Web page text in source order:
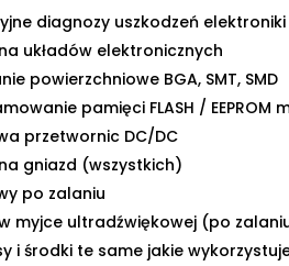
diagnozy uszkodzeń elektroniki
układów elektronicznych
powierzchniowe BGA, SMT, SMD
pamięci FLASH /
przetwornic DC/DC
gniazd (wszystkich)
po zalaniu
myjce ultradźwiękowej (po
i środki te same jakie